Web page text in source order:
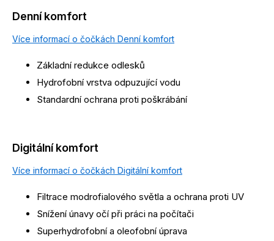
Denní komfort
Více informací o čočkách Denní komfort
Základní redukce odlesků
Hydrofobní vrstva odpuzující vodu
Standardní ochrana proti poškrábání
Digitální komfort
Více informací o čočkách Digitální komfort
Filtrace modrofialového světla a ochrana proti UV
Snížení únavy očí při práci na počítači
Superhydrofobní a oleofobní úprava